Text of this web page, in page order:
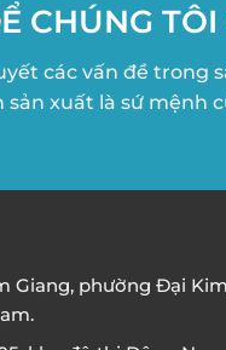
CHÚNG
các vấn đề trong
xuất là sứ mệnh
Giang, phường Đại